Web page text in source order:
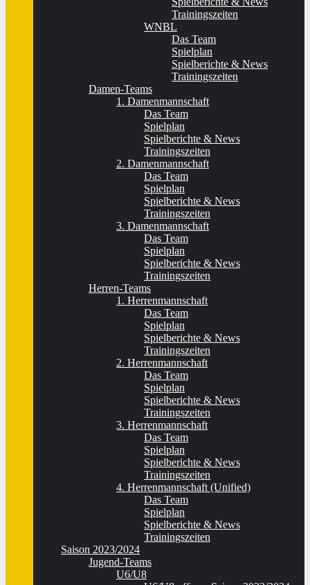
Trainingszeiten
WNBL
Das Team
Spielplan
Spielberichte & News
Trainingszeiten
Damen-Teams
1. Damenmannschaft
Das Team
Spielplan
Spielberichte & News
Trainingszeiten
2. Damenmannschaft
Das Team
Spielplan
Spielberichte & News
Trainingszeiten
3. Damenmannschaft
Das Team
Spielplan
Spielberichte & News
Trainingszeiten
Herren-Teams
1. Herrenmannschaft
Das Team
Spielplan
Spielberichte & News
Trainingszeiten
2. Herrenmannschaft
Das Team
Spielplan
Spielberichte & News
Trainingszeiten
3. Herrenmannschaft
Das Team
Spielplan
Spielberichte & News
Trainingszeiten
4. Herrenmannschaft (Unified)
Das Team
Spielplan
Spielberichte & News
Trainingszeiten
Saison 2023/2024
Jugend-Teams
U6/U8